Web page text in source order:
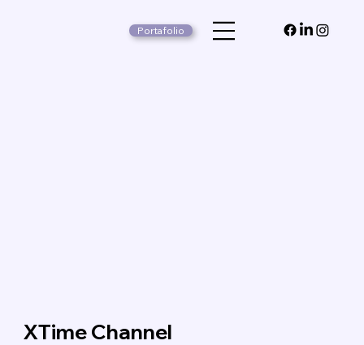
Portafolio
XTime Channel